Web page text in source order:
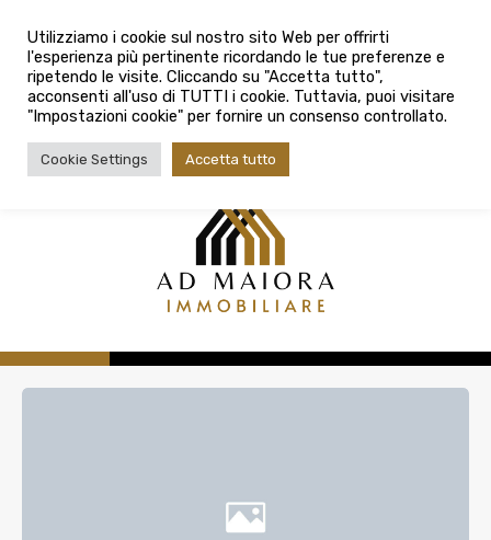
080 3759025
Città
Tipologia contratto
Tipologia contratto
Utilizziamo i cookie sul nostro sito Web per offrirti
l'esperienza più pertinente ricordando le tue preferenze e
ripetendo le visite. Cliccando su "Accetta tutto",
acconsenti all'uso di TUTTI i cookie. Tuttavia, puoi visitare
"Impostazioni cookie" per fornire un consenso controllato.
Cookie Settings Accetta tutto